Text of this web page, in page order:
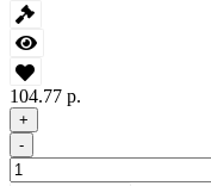
104.77 р.
+
-